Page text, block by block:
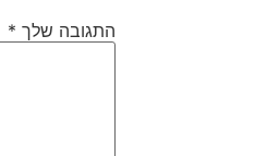
התגובה שלך *